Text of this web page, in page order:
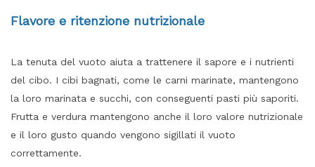
Flavore e ritenzione nutrizionale
La tenuta del vuoto aiuta a trattenere il sapore e i nutrienti
del cibo. I cibi bagnati, come le carni marinate, mantengono
la loro marinata e succhi, con conseguenti pasti più saporiti.
Frutta e verdura mantengono anche il loro valore nutrizionale
e il loro gusto quando vengono sigillati il ​​vuoto
correttamente.